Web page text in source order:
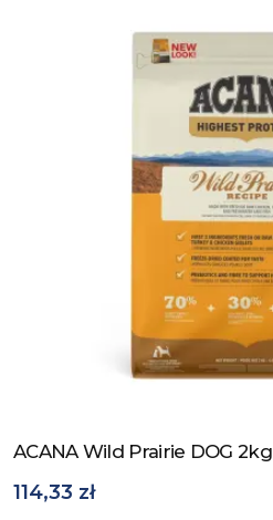
Zobacz produkt
ACANA Wild Prairie DOG 2kg
114,33 zł